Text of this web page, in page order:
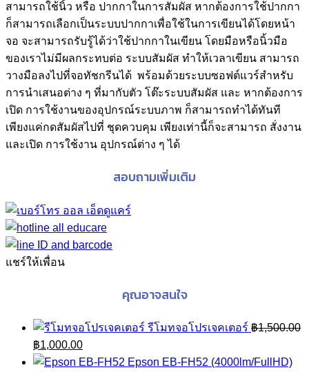
สามารถใช้นิ้ว หรือ ปากกาในการสัมผัส หากต้องการใช้ปากกา
ก็สามารถเลือกเป็นระบบปากกาเพื่อใช้ในการเขียนได้โดยหน้า
จอ จะสามารถรับรู้ได้ว่าใช้ปากกาในเขียน โดยมือหรือนิ้วมือ
ของเราไม่มีผลกระทบต่อ ระบบสัมผัส ทำให้เวลาเขียน สามารถ
วางมือลงไปที่จอทัชกรีนได้ พร้อมด้วยระบบซอฟต์แวร์สำหรับ
การนำเสนอต่าง ๆ ที่มากับตัว โต๊ะระบบสัมผัส และ หากต้องการ
เปิด การใช้งานของอุปกรณ์ระบบภาพ ก็สามารถทำได้ทันที
เพียงแค่กดสัมผัสไปที่ ชุดควบคุม เพียงเท่านี้ก็จะสามารถ สั่งงาน
และเปิด การใช้งาน อุปกรณ์ต่าง ๆ ได้
สอบถามเพิ่มเติม
แชร์ให้เพื่อน
คุณอาจสนใจ
รีโมทจอโปรเจคเตอร์ ฿1,500.00
Original
price
฿1,000.00Current
price
Epson EB-FH52 (4000lm/FullHD)